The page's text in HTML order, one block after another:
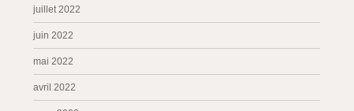
juillet 2022
juin 2022
mai 2022
avril 2022